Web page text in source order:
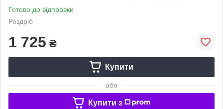
Готово до відправки
Роздріб
1 725 ₴
Купити
або
Купити з